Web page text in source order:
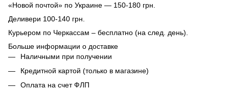
«Новой почтой» по Украине — 150-180 грн.
Деливери 100-140 грн.
Курьером по Черкассам – бесплатно (на след. день).
Больше информации о доставке
Наличными при получении
Кредитной картой (только в магазине)
Оплата на счет ФЛП